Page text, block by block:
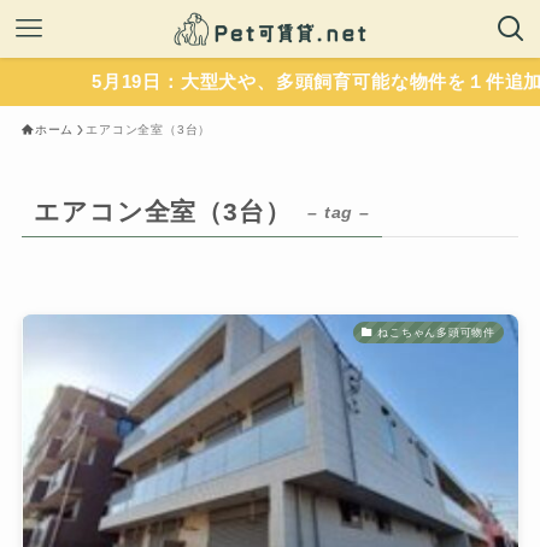
5月19日：大型犬や、多頭飼育可能な物件を１件追加
ホーム エアコン全室（3台）
エアコン全室（3台） – tag –
ねこちゃん多頭可物件